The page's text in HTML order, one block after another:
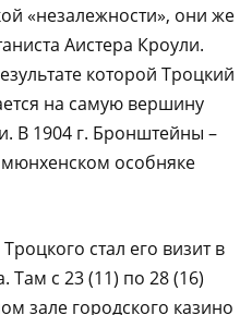
«незалежности», они же
Аистера Кроули.
которой Троцкий
на самую вершину
В 1904 г. Бронштейны –
особняке
стал его визит в
Там с 23 (11) по 28 (16)
зале городского казино